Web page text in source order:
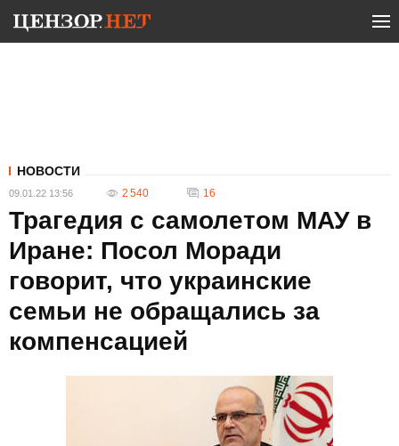
НОВОСТИ
09.01.22 13:56 2 540 16
Трагедия с самолетом МАУ в
Иране: Посол Моради
говорит, что украинские
семьи не обращались за
компенсацией